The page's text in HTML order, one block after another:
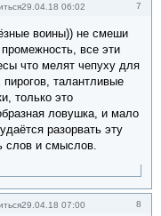
7
29.04.18 06:02
воины)) не смеши
все эти
что мелят чепуху для
пирогов, талантливые
только это
ловушка, и мало
разорвать эту
слов и смыслов.
8
29.04.18 07:00